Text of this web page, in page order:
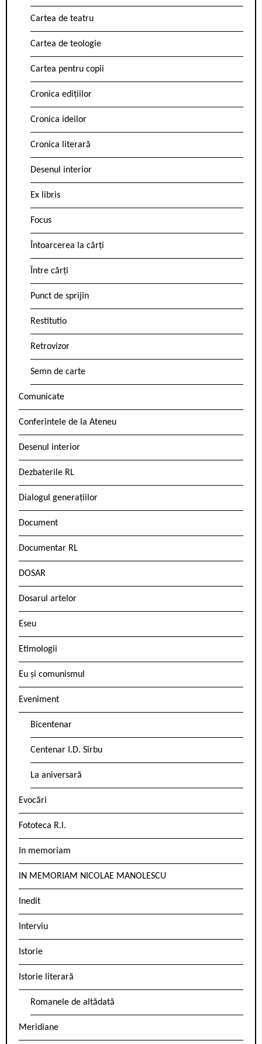
Cartea de teatru
Cartea de teologie
Cartea pentru copii
Cronica edițiilor
Cronica ideilor
Cronica literară
Desenul interior
Ex libris
Focus
Întoarcerea la cărți
Între cărți
Punct de sprijin
Restitutio
Retrovizor
Semn de carte
Comunicate
Conferintele de la Ateneu
Desenul interior
Dezbaterile RL
Dialogul generațiilor
Document
Documentar RL
DOSAR
Dosarul artelor
Eseu
Etimologii
Eu și comunismul
Eveniment
Bicentenar
Centenar I.D. Sîrbu
La aniversară
Evocări
Fototeca R.l.
In memoriam
IN MEMORIAM NICOLAE MANOLESCU
Inedit
Interviu
Istorie
Istorie literară
Romanele de altădată
Meridiane